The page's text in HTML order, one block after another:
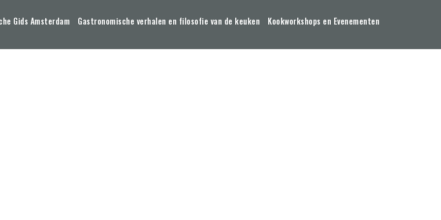
Gids Amsterdam Gastronomische verhalen en filosofie van de keuken Kookworkshops en Evenementen